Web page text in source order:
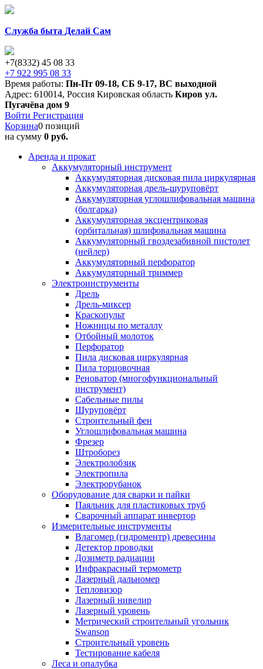
Служба быта Делай Сам
+7(8332) 45 08 33
+7 922 995 08 33
Время работы: Пн-Пт 09-18, СБ 9-17, ВС выходной
Адрес: 610014, Россия Кировская область Киров ул.
Пугачёва дом 9
Войти Регистрация
Корзина0 позиций
на сумму 0 руб.
Аренда и прокат
Аккумуляторный инструмент
Аккумуляторная дисковая пила циркулярная
Аккумуляторная дрель-шуруповёрт
Аккумуляторная углошлифовальная машина
(болгарка)
Аккумуляторная эксцентриковая
(орбитальная) шлифовальная машина
Аккумуляторный гвоздезабивной пистолет
(нейлер)
Аккумуляторный перфоратор
Аккумуляторный триммер
Электроинструменты
Дрель
Дрель-миксер
Краскопульт
Ножницы по металлу
Отбойный молоток
Перфоратор
Пила дисковая циркулярная
Пила торцовочная
Реноватор (многофункциональный
инструмент)
Сабельные пилы
Шуруповёрт
Строительный фен
Углошлифовальная машина
Фрезер
Штроборез
Электролобзик
Электропила
Электрорубанок
Оборудование для сварки и пайки
Паяльник для пластиковых труб
Сварочный аппарат инвертор
Измерительные инструменты
Влагомер (гидроментр) древесины
Детектор проводки
Дозиметр радиации
Инфракрасный термометр
Лазерный дальномер
Тепловизор
Лазерный нивелир
Лазерный уровень
Метрический строительный угольник
Swanson
Строительный уровень
Тестирование кабеля
Леса и опалубка